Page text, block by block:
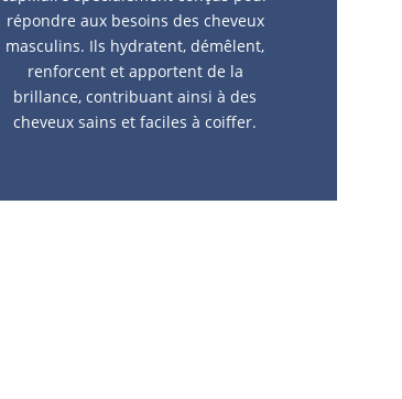
répondre aux besoins des cheveux
masculins. Ils hydratent, démêlent,
renforcent et apportent de la
brillance, contribuant ainsi à des
cheveux sains et faciles à coiffer.